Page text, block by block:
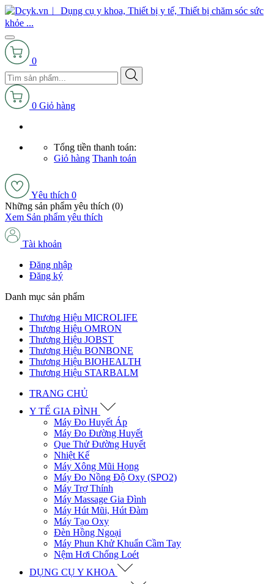
0
0 Giỏ hàng
Tổng tiền thanh toán:
Giỏ hàng Thanh toán
Yêu thích 0
Những sản phẩm yêu thích (0)
Xem Sản phẩm yêu thích
Tài khoản
Đăng nhập
Đăng ký
Danh mục sản phẩm
Thương Hiệu MICROLIFE
Thương Hiệu OMRON
Thương Hiệu JOBST
Thương Hiệu BONBONE
Thương Hiệu BIOHEALTH
Thương Hiệu STARBALM
TRANG CHỦ
Y TẾ GIA ĐÌNH
Máy Đo Huyết Áp
Máy Đo Đường Huyết
Que Thử Đường Huyết
Nhiệt Kế
Máy Xông Mũi Họng
Máy Đo Nồng Độ Oxy (SPO2)
Máy Trợ Thính
Máy Massage Gia Đình
Máy Hút Mũi, Hút Đàm
Máy Tạo Oxy
Đèn Hồng Ngoại
Máy Phun Khử Khuẩn Cầm Tay
Nệm Hơi Chống Loét
DỤNG CỤ Y KHOA